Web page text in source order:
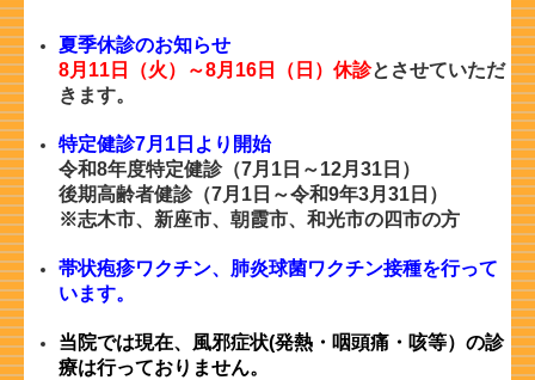
夏季休診のお知らせ
8月11日（火）～8月16日（日）休診とさせていただ
きます。
特定健診7月1日より開始
令和8年度特定健診（7月1日～12月31日）
後期高齢者健診（7月1日～令和9年3月31日）
※志木市、新座市、朝霞市、和光市の四市の方
帯状疱疹ワクチン、 肺炎球菌ワクチン接種を行って
います。
当院では現在、風邪症状(発熱・咽頭痛・咳等）の診
療は行っておりません。